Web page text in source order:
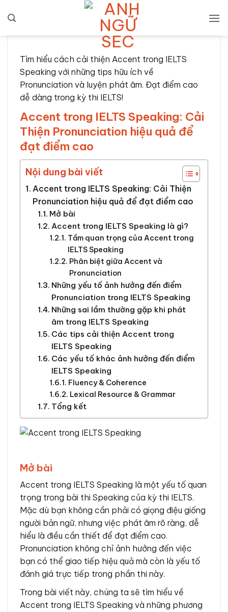
qua
Tìm hiểu cách cải thiện Accent trong IELTS
Speaking với những tips hữu ích về
Pronunciation và luyện phát âm. Đạt điểm cao
dễ dàng trong kỳ thi IELTS!
Accent trong IELTS Speaking: Cải
Thiện Pronunciation hiệu quả để
đạt điểm cao
Nội dung bài viết
Accent trong IELTS Speaking: Cải Thiện
Pronunciation hiệu quả để đạt điểm cao
Mở bài
Accent trong IELTS Speaking là gì?
Tầm quan trọng của Accent trong
IELTS Speaking
Phân biệt giữa Accent và
Pronunciation
Những yếu tố ảnh hưởng đến điểm
Pronunciation trong IELTS Speaking
Những sai lầm thường gặp khi phát
âm trong IELTS Speaking
Các tips cải thiện Accent trong
IELTS Speaking
Các yếu tố khác ảnh hưởng đến điểm
IELTS Speaking
Fluency & Coherence
Lexical Resource & Grammar
Tổng kết
Mở bài
Accent trong IELTS Speaking là một yếu tố quan
trọng trong bài thi Speaking của kỳ thi IELTS.
Mặc dù bạn không cần phải có giọng điệu giống
người bản ngữ, nhưng việc phát âm rõ ràng, dễ
hiểu là điều cần thiết để đạt điểm cao.
Pronunciation không chỉ ảnh hưởng đến việc
bạn có thể giao tiếp hiệu quả mà còn là yếu tố
đánh giá trực tiếp trong phần thi này.
Trong bài viết này, chúng ta sẽ tìm hiểu về
Accent trong IELTS Speaking và những phương